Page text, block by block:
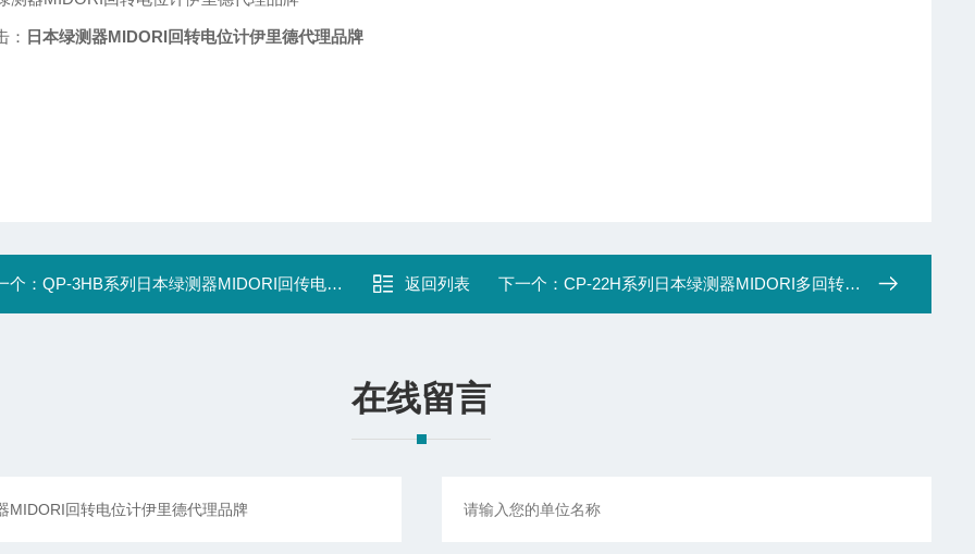
： 日本绿测器MIDORI回转电位计伊里德代理品牌
个：QP-3HB系列日本绿测器MIDORI回传电位计伊里德代理 返回列表 下一个： CP-22H系列日本绿测器MIDORI多回转电位计伊里德代理
在线留言